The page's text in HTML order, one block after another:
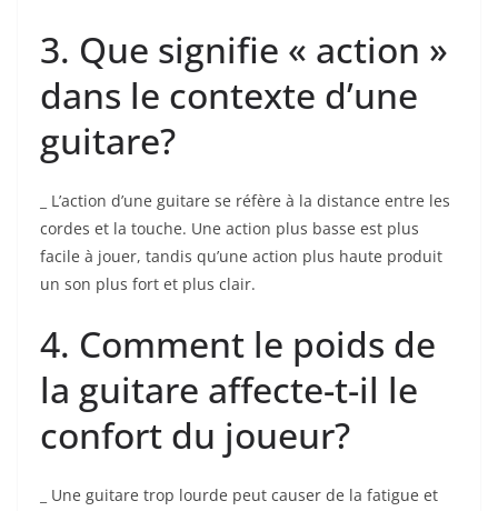
‌3. Que⁣ signifie « action »⁢
dans le contexte d’une
guitare?
_‌ L’action d’une guitare se réfère à la distance entre les
cordes et la touche. Une action​ plus‍ basse est plus
facile à‍ jouer, tandis ⁢qu’une action plus haute produit
‍un​ son ⁣plus fort et plus clair.
4. Comment‍ le poids de
la guitare affecte-t-il le⁣
confort‍ du joueur?
_ ‍Une guitare trop lourde peut causer de la fatigue et